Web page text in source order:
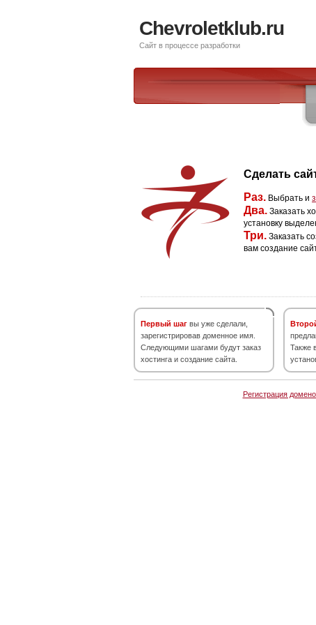
Chevroletklub.ru
Сайт в процессе разработки
Сделать
Раз. Выбрать и
Два. Заказать
установку
Три. Заказать
вам создание
Первый шаг вы уже сделали,
зарегистрировав доменное имя.
Следующими шагами будут заказ
хостинга и создание сайта.
Также
Регистрация